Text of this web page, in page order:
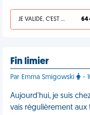
JE VALIDE, C'EST UNE VDM 64
Fin limier
Par Emma Smigowski -
Aujourd'hui, je suis
vais régulièrement